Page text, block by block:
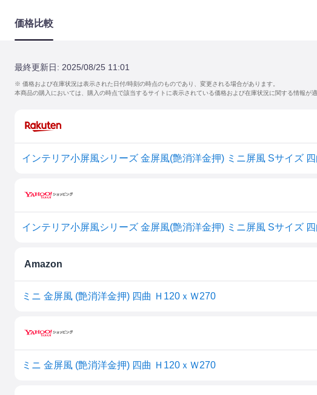
価格比較
最終更新日: 2025/08/25 11:01
※ 価格および在庫状況は表示された日付/時刻の時点のものであり、変更される場合があります。
本商品の購入においては、購入の時点で該当するサイトに表示されている価格および在庫状況に関する情報が適
Amazon
ミニ 金屏風 (艶消洋金押) 四曲 Ｈ120ｘＷ270
ミニ 金屏風 (艶消洋金押) 四曲 Ｈ120ｘＷ270